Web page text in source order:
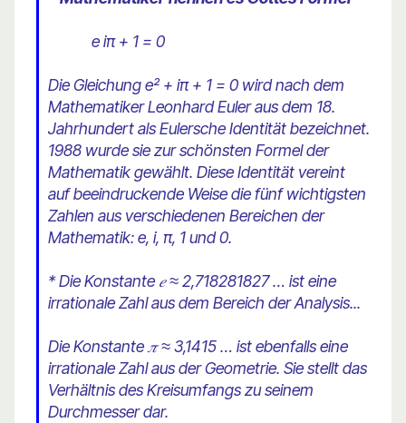
e iπ + 1 = 0
Die Gleichung e² + iπ + 1 = 0 wird nach dem
Mathematiker Leonhard Euler aus dem 18.
Jahrhundert als Eulersche Identität bezeichnet.
1988 wurde sie zur schönsten Formel der
Mathematik gewählt. Diese Identität vereint
auf beeindruckende Weise die fünf wichtigsten
Zahlen aus verschiedenen Bereichen der
Mathematik: e, i, π, 1 und 0.
* Die Konstante 𝑒 ≈ 2,718281827 … ist eine
irrationale Zahl aus dem Bereich der Analysis...
Die Konstante 𝜋 ≈ 3,1415 … ist ebenfalls eine
irrationale Zahl aus der Geometrie. Sie stellt das
Verhältnis des Kreisumfangs zu seinem
Durchmesser dar.